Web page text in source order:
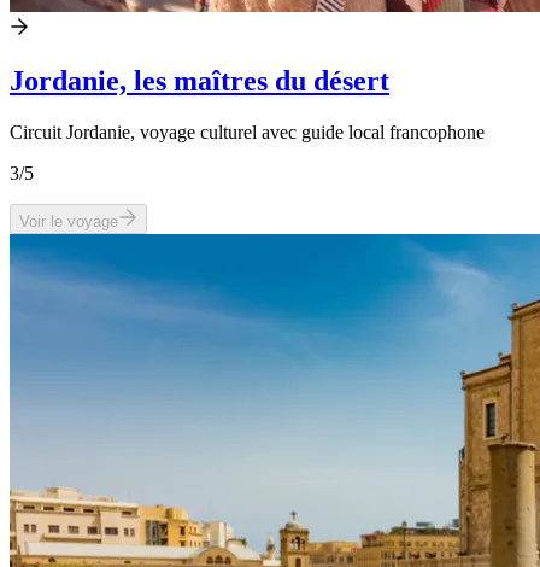
Jordanie, les maîtres du désert
Circuit Jordanie, voyage culturel avec guide local francophone
3/5
Voir le voyage